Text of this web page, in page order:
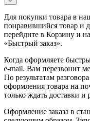
Для покупки товара в
понравившийся товар и
перейдите в Корзину и
«Быстрый заказ».
Когда оформляете
e-mail. Вам перезвонит
По результатам
оформления товара на
только ждать доставки и
Оформление заказа в